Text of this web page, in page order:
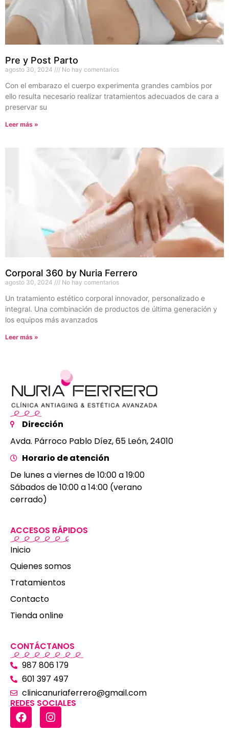
Pre y Post Parto
agosto 30, 2024 No hay comentarios
Con el embarazo el cuerpo experimenta grandes cambios por
ello resulta necesario realizar tratamientos adecuados de cara a
preservar su
Leer más »
Corporal 360 by Nuria Ferrero
agosto 30, 2024 No hay comentarios
Un tratamiento estético corporal innovador, personalizado e
integral. Una combinación de productos de última generación y
los equipos más avanzados
Leer más »
Dirección
Avda. Párroco Pablo Díez, 65 León, 24010
Horario de atención
De lunes a viernes de 10:00 a 19:00
Sábados de 10:00 a 14:00 (verano
cerrado)
ACCESOS RÁPIDOS
Inicio
Quienes somos
Tratamientos
Contacto
Tienda online
CONTÁCTANOS
987 806 179
601 397 497
clinicanuriaferrero@gmail.com
REDES SOCIALES